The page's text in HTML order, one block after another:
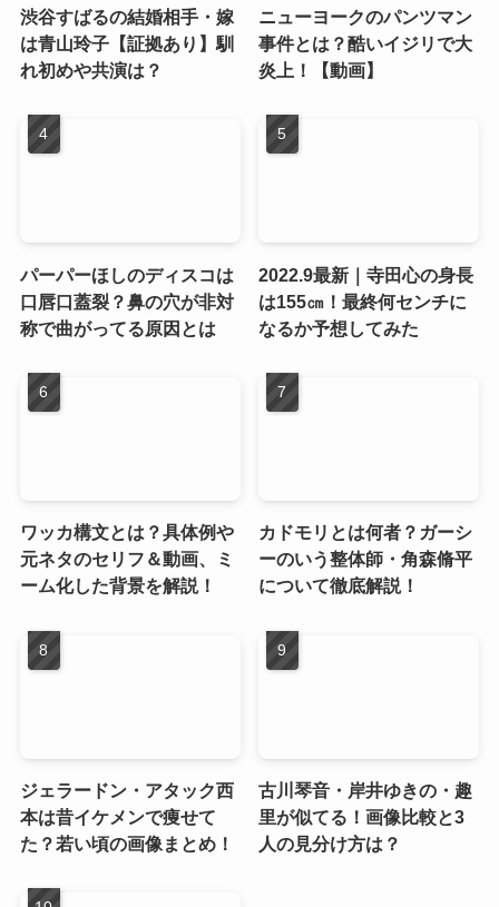
渋谷すばるの結婚相手・嫁
は青山玲子【証拠あり】馴
れ初めや共演は？
ニューヨークのパンツマン
事件とは？酷いイジリで大
炎上！【動画】
パーパーほしのディスコは
口唇口蓋裂？鼻の穴が非対
称で曲がってる原因とは
2022.9最新｜寺田心の身長
は155㎝！最終何センチに
なるか予想してみた
ワッカ構文とは？具体例や
元ネタのセリフ＆動画、ミ
ーム化した背景を解説！
カドモリとは何者？ガーシ
ーのいう整体師・角森脩平
について徹底解説！
ジェラードン・アタック西
本は昔イケメンで痩せて
た？若い頃の画像まとめ！
古川琴音・岸井ゆきの・趣
里が似てる！画像比較と3
人の見分け方は？